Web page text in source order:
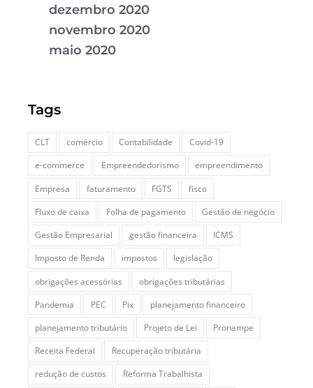
dezembro 2020
novembro 2020
maio 2020
Tags
CLT comércio Contabilidade
Covid-19
e-commerce
Empreendedorismo
empreendimento
Empresa
faturamento FGTS
fisco
Fluxo de caixa
Folha de pagamento
Gestão de negócio
Gestão Empresarial
gestão financeira
ICMS
Imposto de Renda
impostos
legislação
obrigações acessórias
obrigações tributárias
Pandemia
PEC Pix
planejamento financeiro
planejamento tributário
Projeto de Lei
Pronampe
Receita Federal
Recuperação tributária
redução de custos
Reforma Trabalhista